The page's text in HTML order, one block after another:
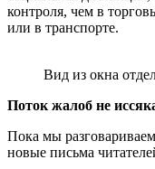
контроля, чем в
или в транспорте.
Вид из окна
Поток жалоб не
Пока мы
новые письма